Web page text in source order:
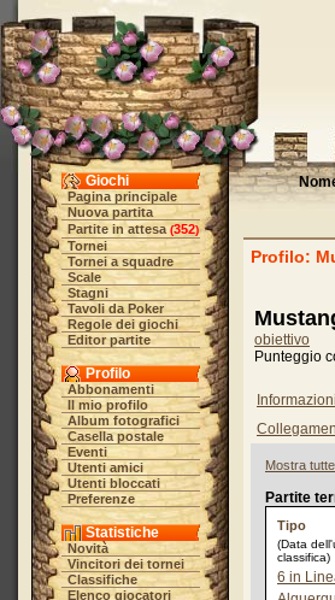
Giochi
Pagina principale
Nuova partita
Partite in attesa (352)
Tornei
Tornei a squadre
Scale
Stagni
Tavoli da Poker
Regole dei giochi
Editor partite
Profilo
Abbonamenti
Il mio profilo
Album fotografici
Casella postale
Eventi
Utenti amici
Utenti bloccati
Preferenze
Statistiche
Novità
Vincitori dei tornei
Classifiche
Elenco giocatori
Profilo:
obiettivo
Punteggio
Mostra
Partite
Tipo
(Data
classifica)
6 in